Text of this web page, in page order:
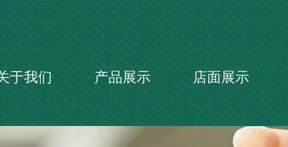
于我们 产品展示 店面展示